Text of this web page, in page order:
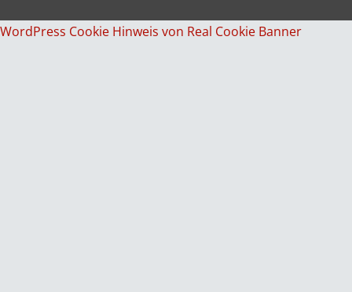
WordPress Cookie Hinweis von Real Cookie Banner